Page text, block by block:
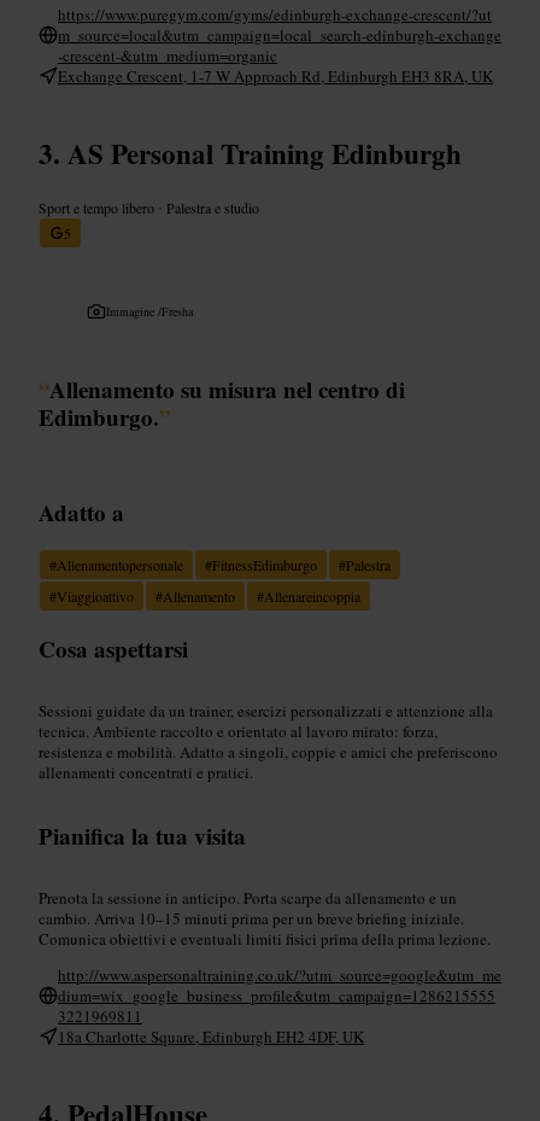
https://www.puregym.com/gyms/edinburgh-exchange-crescent/?ut
m_source=local&utm_campaign=local_search-edinburgh-exchange
-crescent-&utm_medium=organic
Exchange Crescent, 1-7 W Approach Rd, Edinburgh EH3 8RA, UK
AS Personal Training Edinburgh
Sport e tempo libero • Palestra e studio
5
Immagine /Fresha
“Allenamento su misura nel centro di
Edimburgo.”
Adatto a
#Allenamentopersonale #FitnessEdimburgo #Palestra
#Viaggioattivo #Allenamento #Allenareincoppia
Cosa aspettarsi
Sessioni guidate da un trainer, esercizi personalizzati e attenzione alla
tecnica. Ambiente raccolto e orientato al lavoro mirato: forza,
resistenza e mobilità. Adatto a singoli, coppie e amici che preferiscono
allenamenti concentrati e pratici.
Pianifica la tua visita
Prenota la sessione in anticipo. Porta scarpe da allenamento e un
cambio. Arriva 10–15 minuti prima per un breve briefing iniziale.
Comunica obiettivi e eventuali limiti fisici prima della prima lezione.
http://www.aspersonaltraining.co.uk/?utm_source=google&utm_me
dium=wix_google_business_profile&utm_campaign=1286215555
3221969811
18a Charlotte Square, Edinburgh EH2 4DF, UK